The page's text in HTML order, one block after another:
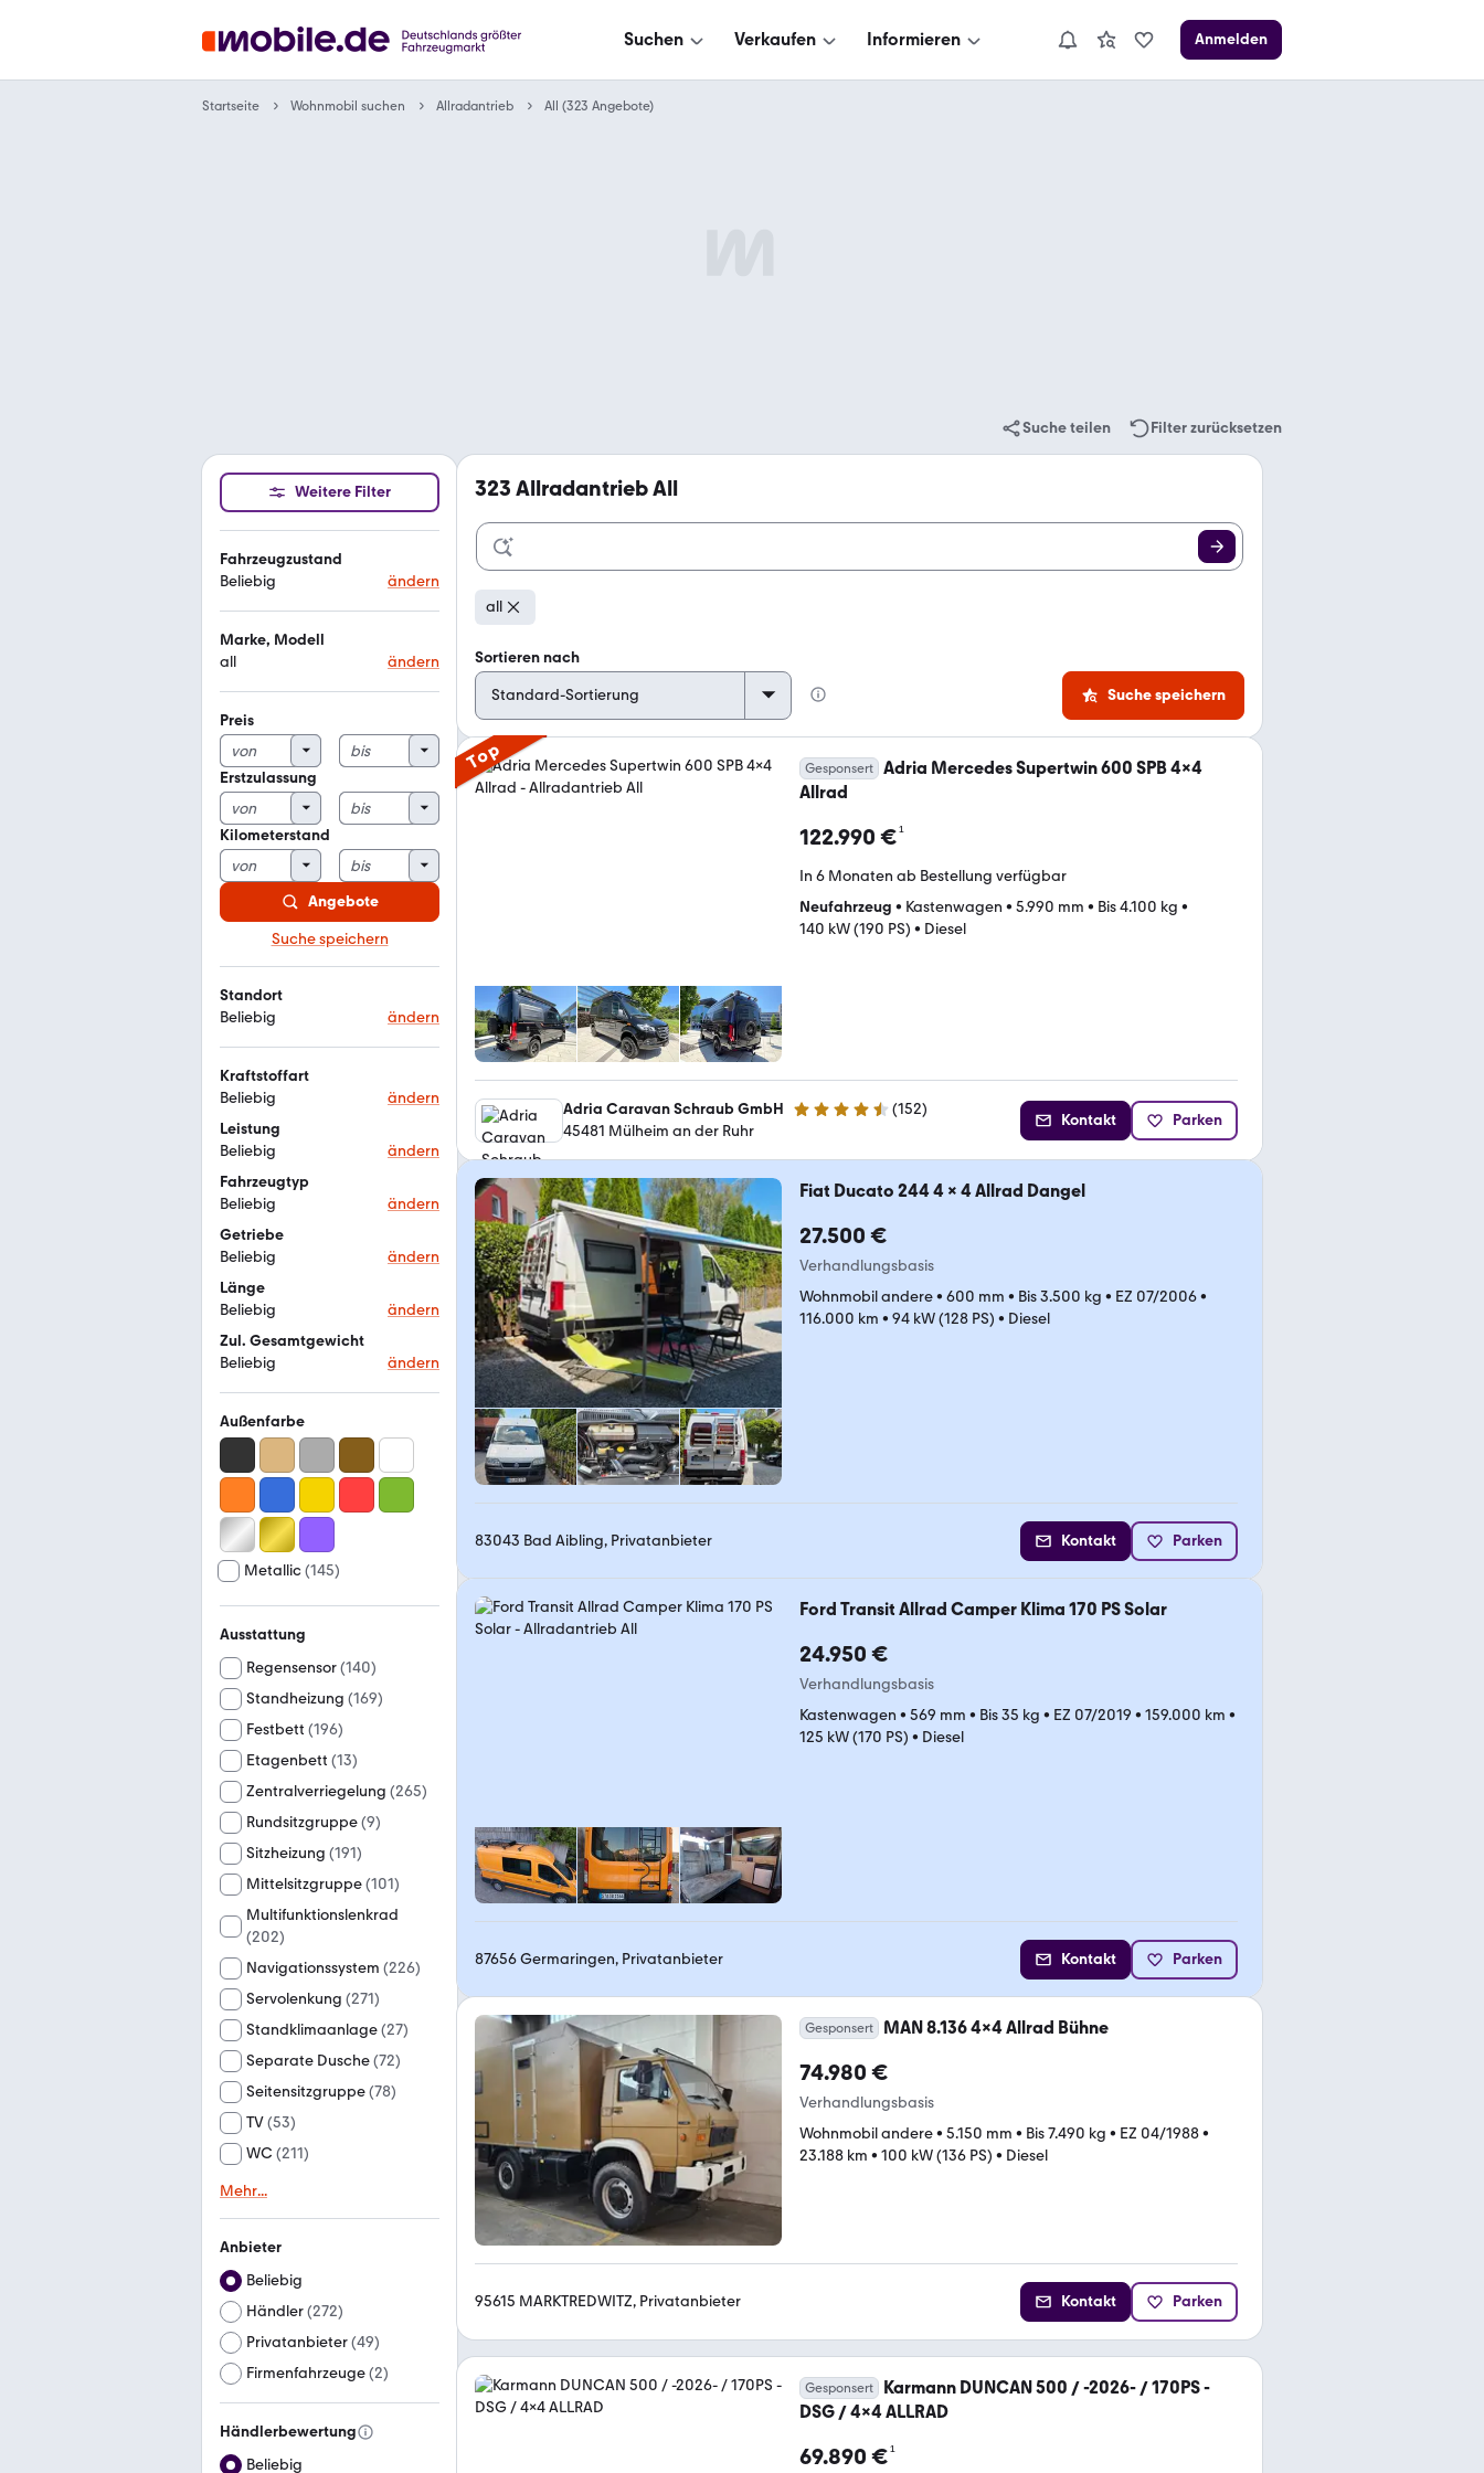
Suchen Verkaufen Informieren Anmelden
Startseite Wohnmobil suchen Allradantrieb All (323 Angebote)
Suche teilen Filter zurücksetzen
Weitere Filter
Fahrzeugzustand
Beliebig
ändern
Marke, Modell
all
ändern
Preis
Erstzulassung
Kilometerstand
Angebote
Suche speichern
Standort
Beliebig
ändern
Kraftstoffart
Beliebig
ändern
Leistung
Beliebig
ändern
Fahrzeugtyp
Beliebig
ändern
Getriebe
Beliebig
ändern
Länge
Beliebig
ändern
Zul. Gesamtgewicht
Beliebig
ändern
Außenfarbe
Metallic(145)
Ausstattung
Regensensor(140)
Standheizung (169)
Festbett (196)
Etagenbett (13)
Zentralverriegelung (265)
Rundsitzgruppe(9)
Sitzheizung (191)
Mittelsitzgruppe(101)
Multifunktionslenkrad
(202)
Navigationssystem (226)
Servolenkung (271)
Standklimaanlage(27)
Separate Dusche(72)
Seitensitzgruppe(78)
TV(53)
WC (211)
Mehr...
Anbieter
Beliebig
Händler(272)
Privatanbieter(49)
Firmenfahrzeuge(2)
Händlerbewertung
Beliebig
323 Allradantrieb All
all
Sortieren nach
Suche speichern
Top Gesponsert
Adria Mercedes Supertwin 600 SPB 4x4
Allrad
122.990 €¹
In 6 Monaten ab Bestellung verfügbar
Neufahrzeug • Kastenwagen • 5.990 mm • Bis 4.100 kg •
140 kW (190 PS) • Diesel
Adria Caravan Schraub GmbH 4.6 Sterne (152)
45481 Mülheim an der Ruhr
Kontakt Parken
Fiat Ducato 244 4 x 4 Allrad Dangel
27.500 €
Verhandlungsbasis
Wohnmobil andere• 600 mm • Bis 3.500 kg • EZ 07/2006•
116.000 km • 94 kW (128 PS) • Diesel
83043 Bad Aibling, Privatanbieter Kontakt Parken
Ford Transit Allrad Camper Klima 170 PS Solar
24.950 €
Verhandlungsbasis
Kastenwagen • 569 mm • Bis 35 kg • EZ 07/2019 • 159.000 km •
125 kW (170 PS) • Diesel
87656 Germaringen, Privatanbieter Kontakt Parken
Gesponsert MAN 8.136 4x4 Allrad Bühne
74.980 €
Verhandlungsbasis
Wohnmobil andere• 5.150 mm • Bis 7.490 kg • EZ 04/1988•
23.188 km • 100 kW (136 PS) • Diesel
95615 MARKTREDWITZ, Privatanbieter Kontakt Parken
Gesponsert
Karmann DUNCAN 500 / -2026- / 170PS -
DSG / 4x4 ALLRAD
69.890 €¹